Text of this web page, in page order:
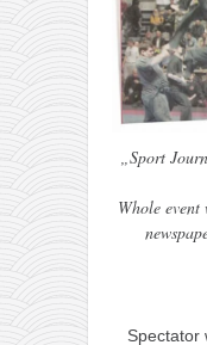
„Sport
Whole
Spectator